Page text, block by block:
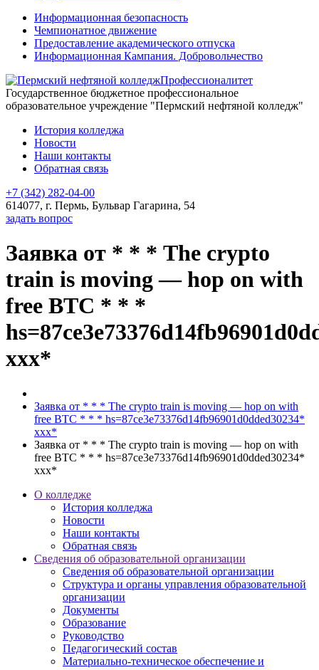
Информационная безопасность
Чемпионатное движение
Предоставление академического отпуска
Информационная Кампания. Добровольчество
Профессионалитет
Государственное бюджетное профессиональное
образовательное учреждение "Пермский нефтяной колледж"
История колледжа
Новости
Наши контакты
Обратная связь
+7 (342) 282-04-00
614077, г. Пермь, Бульвар Гагарина, 54
задать вопрос
Заявка от * * * The crypto
train is moving — hop on with
free BTC * * *
ххх*
Заявка от * * * The crypto train is moving — hop on with
free BTC * * * hs=87ce3e73376d14fb96901d0dded30234*
ххх*
Заявка от * * * The crypto train is moving — hop on with
free BTC * * * hs=87ce3e73376d14fb96901d0dded30234*
ххх*
О колледже
История колледжа
Новости
Наши контакты
Обратная связь
Сведения об образовательной организации
Сведения об образовательной организации
Структура и органы управления образовательной
организации
Документы
Образование
Руководство
Педагогический состав
Материально-техническое обеспечение и